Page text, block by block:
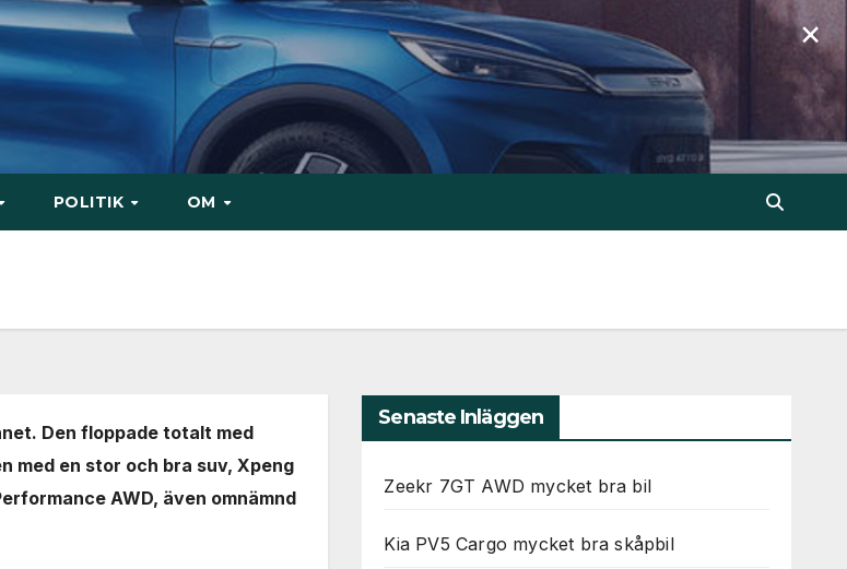
POLITIK OM
Den floppade totalt med
med en stor och bra suv, Xpeng
AWD, även omnämnd
Senaste Inläggen
Zeekr 7GT AWD mycket bra bil
Kia PV5 Cargo mycket bra skåpbil
×